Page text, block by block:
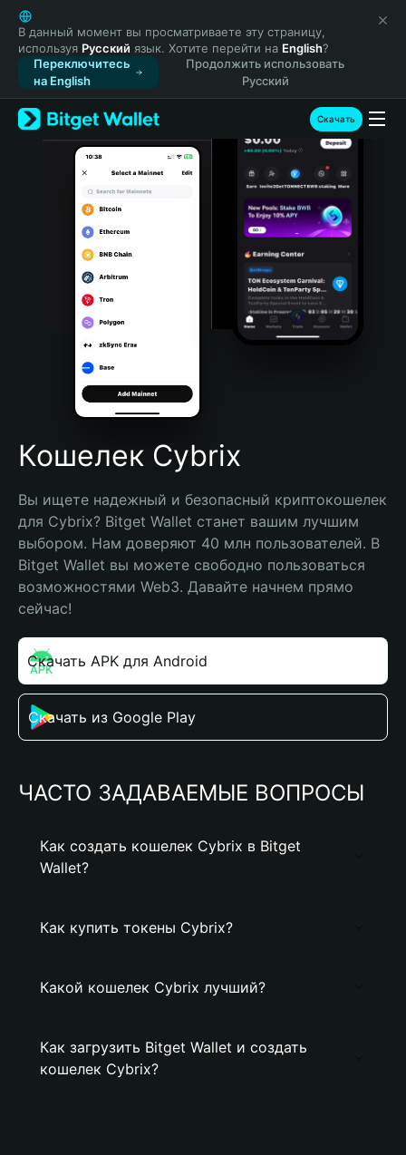
English
日本語
Tiếng Việt
Русский
Español (Latinoamérica)
Türkçe
Italiano
Português (Portugal)
Bahasa Indonesia
Português (Brasil)
Español (Argentina)
В данный момент вы просматриваете эту страницу,
используя Русский язык. Хотите перейти на English?
Переключитесь
на English
Продолжить использовать
Русский
Скачать
Кошелек Cybrix
Вы ищете надежный и безопасный криптокошелек
для Cybrix? Bitget Wallet станет вашим лучшим
выбором. Нам доверяют 40 млн пользователей. В
Bitget Wallet вы можете свободно пользоваться
возможностями Web3. Давайте начнем прямо
сейчас!
Скачать APK для Android
Скачать из Google Play
ЧАСТО ЗАДАВАЕМЫЕ ВОПРОСЫ
Как создать кошелек Cybrix в Bitget
Wallet?
Как купить токены Cybrix?
Какой кошелек Cybrix лучший?
Как загрузить Bitget Wallet и создать
кошелек Cybrix?